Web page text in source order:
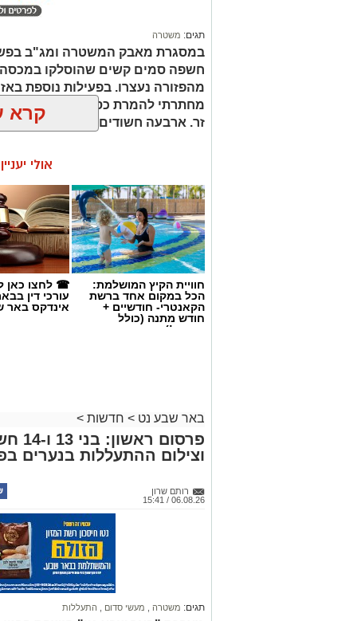
תגים: משטרה
במסגרת מאבק המשטרה ומג"ב
חשפה סמים קשים שהוסלקו במכסה
מהפזורה נעצרו. בפעילות נוספת
מחתרתי להמרת כספים שנוהל
זר. ארבעה חשודים נעצרו בסך הכל.
קרדיט: משטרת ישראל
שוטרי המחוז הדרומי
מג"ב ממשיכים להנחית
בנגב, עם שתי תפיסות
האחרונות. במסגרת
כוחות מג"ב יחד עם
חשוד בצומת בית קמה.
בחיפוש שנערך ברכב, בעזרתה של
קרא
אולי
חוויית הקיץ המושלמת:
הכל במקום אחד ברשת
הקאנטרי- חודשיים +
חודש מתנה (כולל
החגים!)
☎ לחצו כאן
עורכי דין
אינדקס באר
באר שבע נט > חדשות >
וצילום ההתעללות בנערים
רותם שרון
06.08.26 / 15:41
תגים: משטרה מעשי סדום התעללות